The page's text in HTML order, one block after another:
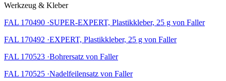
Werkzeug & Kleber
FAL 170490 ·SUPER-EXPERT, Plastikkleber, 25 g von Faller
FAL 170492 ·EXPERT, Plastikkleber, 25 g von Faller
FAL 170523 ·Bohrersatz von Faller
FAL 170525 ·Nadelfeilensatz von Faller